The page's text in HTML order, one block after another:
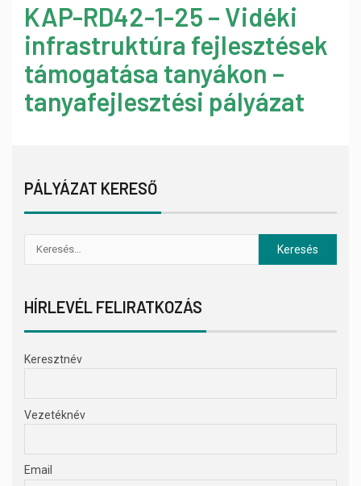
KAP-RD42-1-25 – Vidéki
infrastruktúra fejlesztések
támogatása tanyákon –
tanyafejlesztési pályázat
PÁLYÁZAT KERESŐ
HÍRLEVÉL FELIRATKOZÁS
Keresztnév
Vezetéknév
Email